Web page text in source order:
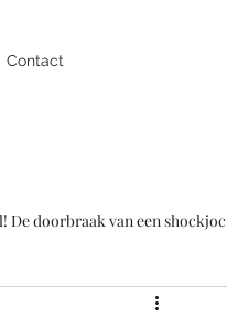
Contact
De doorbraak van een shockjoc
Presentator